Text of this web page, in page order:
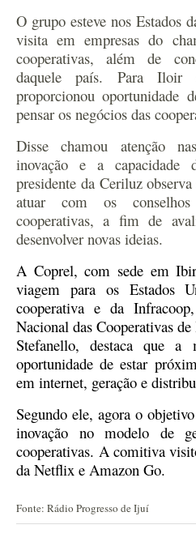
O grupo esteve nos Estados
visita em empresas do
cooperativas, além de
daquele país. Para
proporcionou oportunidade
pensar os negócios das
Disse chamou atenção
inovação e a
presidente da Ceriluz
atuar com os
cooperativas, a fim de
desenvolver novas ideias.
A Coprel, com sede em
viagem para os Estados
cooperativa e da
Nacional das Cooperativas
Stefanello,destaca quea
oportunidade de estar
em internet, geração e
Segundo ele, agora o
inovação no modelo de
cooperativas. A comitiva
da Netflix e Amazon Go.
Fonte: Rádio Progresso de Ijuí